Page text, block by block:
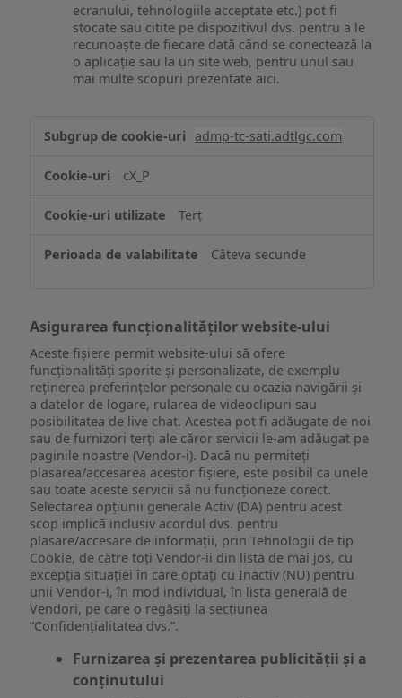
ecranului, tehnologiile acceptate etc.) pot fi
stocate sau citite pe dispozitivul dvs. pentru a le
recunoaște de fiecare dată când se conectează la
o aplicație sau la un site web, pentru unul sau
mai multe scopuri prezentate aici.
și/sau
informațiilor
pe
dispozitiv
admp-tc-sati.adtlgc.com
cX_P
Terț
Câteva secunde
Asigurarea funcționalităților website-ului
Aceste fișiere permit website-ului să ofere
funcționalități sporite și personalizate, de exemplu
reţinerea preferinţelor personale cu ocazia navigării și
a datelor de logare, rularea de videoclipuri sau
posibilitatea de live chat. Acestea pot fi adăugate de noi
sau de furnizori terți ale căror servicii le-am adăugat pe
paginile noastre (Vendor-i). Dacă nu permiteți
plasarea/accesarea acestor fișiere, este posibil ca unele
sau toate aceste servicii să nu funcționeze corect.
Selectarea opțiunii generale Activ (DA) pentru acest
scop implică inclusiv acordul dvs. pentru
plasare/accesare de informații, prin Tehnologii de tip
Cookie, de către toți Vendor-ii din lista de mai jos, cu
excepția situației în care optați cu Inactiv (NU) pentru
unii Vendor-i, în mod individual, în lista generală de
Vendori, pe care o regăsiți la secțiunea
“Confidențialitatea dvs.”.
Furnizarea și prezentarea publicității și a
conținutului